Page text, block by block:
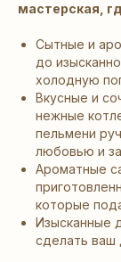
мастерская,
Сытные и
до
холодную
Вкусные и
нежные
пельмени
любовью и
Ароматные
которые
Изысканные
сделать ваш